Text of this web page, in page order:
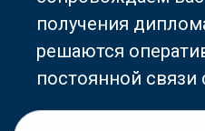
получения
решаются
постоянной связи